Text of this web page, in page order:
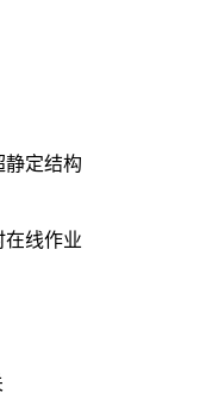
静定结构
在线作业